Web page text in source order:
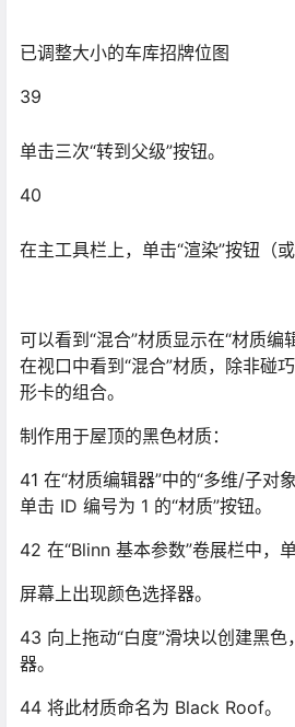
已调整大小的车库招牌位图
39
单击三次“转到父级”按钮。
40
在主工具栏上，单击“渲染”按钮（
可以看到“混合”材质显示在“材质编
在视口中看到“混合”材质，除非碰
形卡的组合。
制作用于屋顶的黑色材质：
41 在“材质编辑器”中的“多维/子对
单击 ID 编号为 1 的“材质”按钮。
42 在“Blinn 基本参数”卷展栏中，单
屏幕上出现颜色选择器。
43 向上拖动“白度”滑块以创建黑
器。
44 将此材质命名为 Black Roof。